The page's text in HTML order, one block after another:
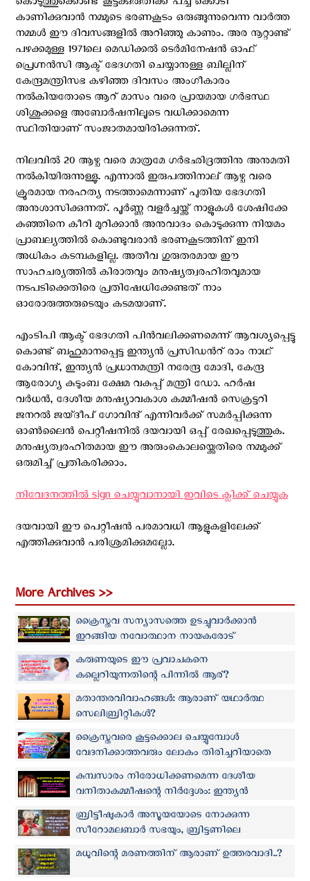
കാണിക്കുവാന്‍ നമ്മുടെ ഭരണകൂടം ഒരുങ്ങുന്നുവെന്ന വാര്‍ത്ത
നമ്മള്‍ ഈ ദിവസങ്ങളില്‍ അറിഞ്ഞു കാണും. അര നൂറ്റാണ്ട്
പഴക്കമുള്ള 1971ലെ മെഡിക്കല്‍ ടെര്‍മിനേഷന്‍ ഓഫ്
പ്രെഗ്നന്‍സി ആക്ട് ഭേദഗതി ചെയ്യാനുള്ള ബില്ലിന്
കേന്ദ്രമന്ത്രിസഭ കഴിഞ്ഞ ദിവസം അംഗീകാരം
നല്‍കിയതോടെ ആറ് മാസം വരെ പ്രായമായ ഗര്‍ഭസ്ഥ
ശിശുക്കളെ അബോര്‍ഷനിലൂടെ വധിക്കാമെന്ന
സ്ഥിതിയാണ് സംജാതമായിരിക്കുന്നത്.
നിലവിൽ 20 ആഴ്ച വരെ മാത്രമേ ഗർഭഛിദ്രത്തിനു അനുമതി
നൽകിയിരുന്നുള്ളു. എന്നാല്‍ ഇരുപത്തിനാല് ആഴ്ച വരെ
ക്രൂരമായ നരഹത്യ നടത്താമെന്നാണ് പുതിയ ഭേദഗതി
അനുശാസിക്കുന്നത്. പൂര്‍ണ്ണ വളര്‍ച്ചയ്ക്ക് നാളുകള്‍ ശേഷിക്കേ
കുഞ്ഞിനെ കീറി മുറിക്കാന്‍ അനുവാദം കൊടുക്കുന്ന നിയമം
പ്രാബല്യത്തില്‍ കൊണ്ടുവരാന്‍ ഭരണകൂടത്തിന് ഇനി
അധികം കടമ്പകളില്ല. അതീവ ഗുരുതരമായ ഈ
സാഹചര്യത്തില്‍ കിരാതവും മനുഷ്യത്വരഹിതവുമായ
നടപടിക്കെതിരെ പ്രതിഷേധിക്കേണ്ടത് നാം
ഓരോരുത്തരുടെയും കടമയാണ്.
എം‌ടി‌പി ആക്ട് ഭേദഗതി പിന്‍വലിക്കണമെന്ന് ആവശ്യപ്പെട്ടു
കൊണ്ട് ബഹുമാനപ്പെട്ട ഇന്ത്യന്‍ പ്രസിഡന്‍റ് രാം നാഥ്
കോവിന്ദ്, ഇന്ത്യന്‍ പ്രധാനമന്ത്രി നരേന്ദ്ര മോദി, കേന്ദ്ര
ആരോഗ്യ കുടുംബ ക്ഷേമ വകുപ്പ് മന്ത്രി ഡോ. ഹര്‍ഷ
വര്‍ധന്‍, ദേശീയ മനുഷ്യാവകാശ കമ്മീഷന്‍ സെക്രട്ടറി
ജനറല്‍ ജയ്ദീപ് ഗോവിന്ദ് എന്നിവര്‍ക്ക് സമര്‍പ്പിക്കുന്ന
ഓണ്‍ലൈന്‍ പെറ്റീഷനില്‍ ദയവായി ഒപ്പ് രേഖപ്പെടുത്തുക.
മനുഷ്യത്വരഹിതമായ ഈ അരുംകൊലയ്ക്കെതിരെ നമ്മുക്ക്
ഒരുമിച്ച് പ്രതികരിക്കാം.
നിവേദനത്തിൽ sign ചെയ്യുവാനായി ഇവിടെ ക്ലിക്ക് ചെയ്യുക
ദയവായി ഈ പെറ്റീഷന്‍ പരമാവധി ആളുകളിലേക്ക്
എത്തിക്കുവാന്‍ പരിശ്രമിക്കുമല്ലോ.
More Archives >>
ക്രൈസ്തവ സന്യാസത്തെ ഉടച്ചുവാര്‍ക്കാന്‍
ഇറങ്ങിയ നവോത്ഥാന നായകരോട്
'കന്യാസ്ത്രീക്ക് പറയാനുള്ളത്'
കരുണയുടെ ഈ പ്രവാചകനെ
കല്ലെറിയുന്നതിന്റെ പിന്നിൽ ആര്?
മതാന്തരവിവാഹങ്ങൾ: ആരാണ് യഥാർത്ഥ
സെലിബ്രിറ്റികൾ?
ക്രൈസ്തവരെ കൂട്ടക്കൊല ചെയ്യുമ്പോൾ
വേദനിക്കാത്തവരും ലോകം തിരിച്ചറിയാതെ
പോകുന്ന ചില സത്യങ്ങളും
കുമ്പസാരം നിരോധിക്കണമെന്ന ദേശീയ
വനിതാകമ്മീഷന്റെ നിർദ്ദേശം: ഇന്ത്യൻ
പ്രസിഡന്റിനു സമർപ്പിക്കുന്ന പരാതിയിൽ
ഒപ്പുവയ്ക്കാം
ബ്രിട്ടീഷുകാർ അസൂയയോടെ നോക്കുന്ന
സീറോമലബാർ സഭയും, ബ്രിട്ടണിലെ
മരണമണി മുഴങ്ങുന്ന ദേവാലയങ്ങളും
മധുവിന്റെ മരണത്തിന് ആരാണ് ഉത്തരവാദി..?